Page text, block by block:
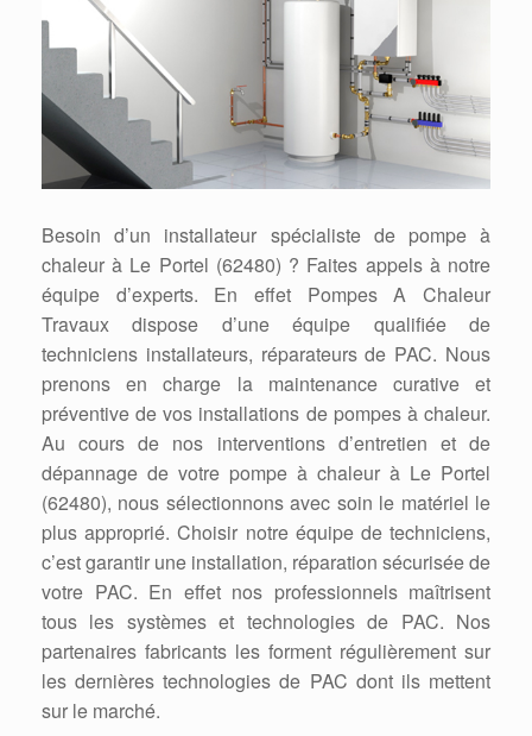
Besoin d’un installateur spécialiste de pompe à
chaleur à Le Portel (62480) ? Faites appels à notre
équipe d’experts. En effet Pompes A Chaleur
Travaux dispose d’une équipe qualifiée de
techniciens installateurs, réparateurs de PAC. Nous
prenons en charge la maintenance curative et
préventive de vos installations de pompes à chaleur.
Au cours de nos interventions d’entretien et de
dépannage de votre pompe à chaleur à Le Portel
(62480), nous sélectionnons avec soin le matériel le
plus approprié. Choisir notre équipe de techniciens,
c’est garantir une installation, réparation sécurisée de
votre PAC. En effet nos professionnels maîtrisent
tous les systèmes et technologies de PAC. Nos
partenaires fabricants les forment régulièrement sur
les dernières technologies de PAC dont ils mettent
sur le marché.